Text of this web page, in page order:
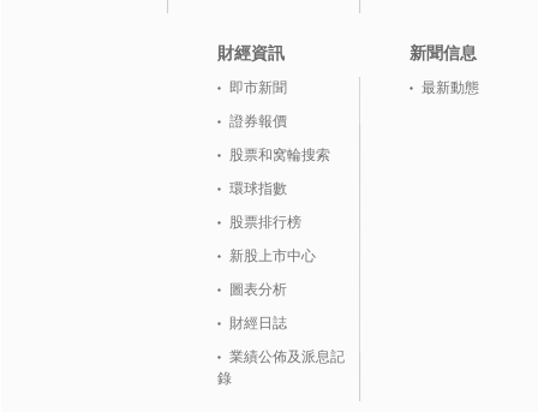
財經資訊
即市新聞
證券報價
股票和窝輪搜索
環球指數
股票排行榜
新股上市中心
圖表分析
財經日誌
業績公佈及派息記
錄
新聞信息
最新動態